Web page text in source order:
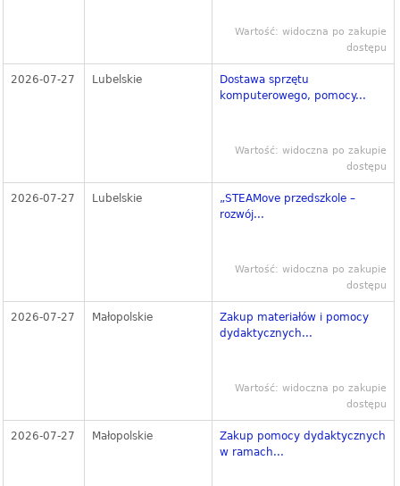
Wartość: widoczna po zakupie
dostępu
2026-07-27 Lubelskie
Dostawa sprzętu
komputerowego, pomocy...
Wartość: widoczna po zakupie
dostępu
2026-07-27 Lubelskie
„STEAMove przedszkole –
rozwój...
Wartość: widoczna po zakupie
dostępu
2026-07-27 Małopolskie
Zakup materiałów i pomocy
dydaktycznych...
Wartość: widoczna po zakupie
dostępu
2026-07-27 Małopolskie
Zakup pomocy dydaktycznych
w ramach...